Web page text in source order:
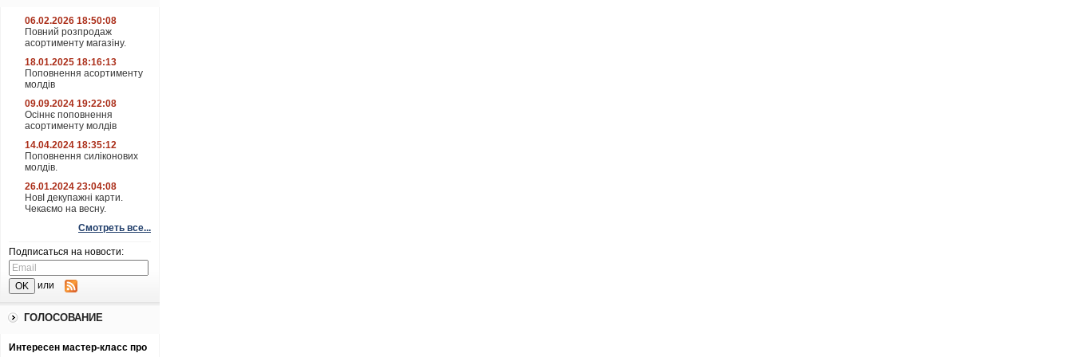
06.02.2026 18:50:08
Повний розпродаж
асортименту магазіну.
18.01.2025 18:16:13
Поповнення асортименту
молдів
09.09.2024 19:22:08
Осіннє поповнення
асортименту молдів
14.04.2024 18:35:12
Поповнення силіконових
молдів.
26.01.2024 23:04:08
НовІ декупажні карти.
Чекаємо на весну.
Смотреть все...
Подписаться на новости:
или
ГОЛОСОВАНИЕ
Интересен мастер-класс про